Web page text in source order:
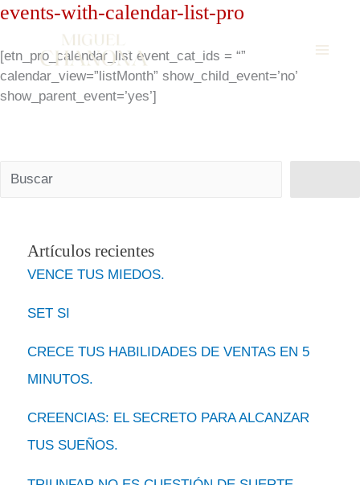
Ir
contenido
events-with-calendar-list-pro
[etn_pro_calendar_list event_cat_ids = “”
calendar_view=”listMonth” show_child_event=’no’
show_parent_event=’yes’]
Buscar
Artículos recientes
VENCE TUS MIEDOS.
SET SI
CRECE TUS HABILIDADES DE VENTAS EN 5
MINUTOS.
CREENCIAS: EL SECRETO PARA ALCANZAR
TUS SUEÑOS.